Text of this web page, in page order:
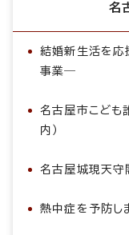
名
結婚新生活を
事業―
名古屋市こども
内）
名古屋城現天守
熱中症を予防し